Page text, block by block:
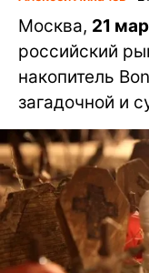
Москва, 21
российский
накопитель
загадочной и